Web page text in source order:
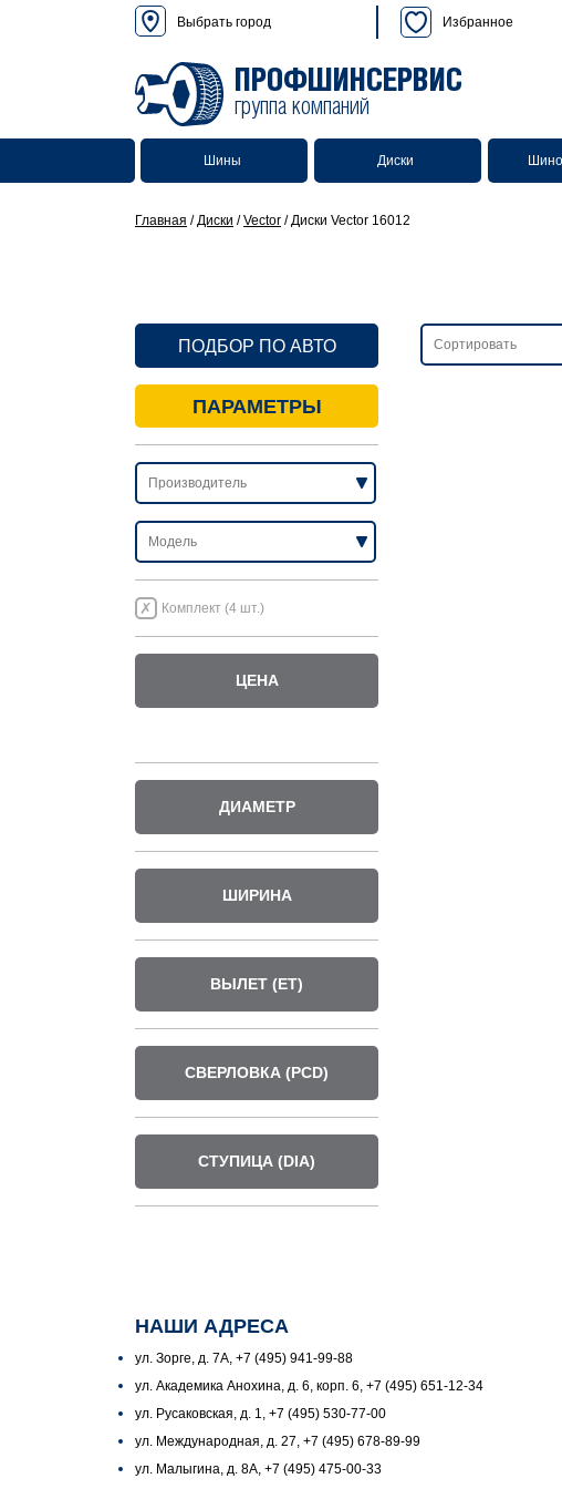
Выбрать город Избранное
ПРОФШИНСЕРВИС
группа компаний
Шины Диски
Главная /Диски /Vector /Диски Vector 16012
ПОДБОР ПО АВТО
ПАРАМЕТРЫ
Комплект (4 шт.)
ЦЕНА
ДИАМЕТР
ШИРИНА
ВЫЛЕТ (ET)
СВЕРЛОВКА (PCD)
СТУПИЦА (DIA)
НАШИ АДРЕСА
ул. Зорге, д. 7А, +7 (495) 941-99-88
ул. Академика Анохина, д. 6, корп. 6, +7 (495) 651-12-34
ул. Русаковская, д. 1, +7 (495) 530-77-00
ул. Международная, д. 27, +7 (495) 678-89-99
ул. Малыгина, д. 8А, +7 (495) 475-00-33